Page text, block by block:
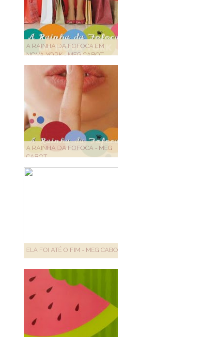
A RAINHA DA FOFOCA EM
NOVA YORK - MEG CABOT
A RAINHA DA FOFOCA - MEG
CABOT
ELA FOI ATÉ O FIM - MEG CABOT